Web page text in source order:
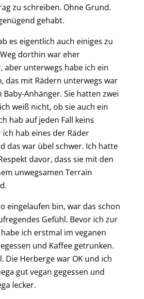
zu schreiben. Ohne Grund.
gehabt.
es eigentlich auch einiges zu
dorthin war eher
aber unterwegs habe ich ein
das mit Rädern unterwegs war
Anhänger. Sie hatten zwei
weiß nicht, ob sie auch ein
hab auf jeden Fall keins
ich hab eines der Räder
das war übel schwer. Ich hatte
davor, dass sie mit den
unwegsamen Terrain
eingelaufen bin, war das schon
Gefühl. Bevor ich zur
ich erstmal im veganen
und Kaffee getrunken.
Die Herberge war OK und ich
gutvegan gegessen und
lecker.